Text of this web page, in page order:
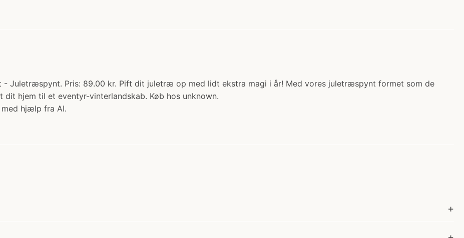
Juletræspynt. Pris: 89.00 kr. Pift dit juletræ op med lidt ekstra magi i år! Med vores juletræspynt formet som de
hjem til et eventyr-vinterlandskab. Køb hos unknown.
hjælp fra AI.